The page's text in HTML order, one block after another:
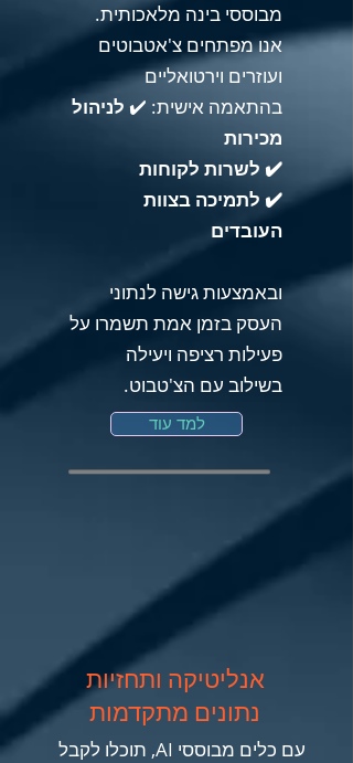
מבוססי בינה מלאכותית.
אנו מפתחים צ'אטבוטים
ועוזרים וירטואליים
בהתאמה אישית: ✔️ לניהול
מכירות
✔️ לשרות לקוחות
✔️ לתמיכה בצוות
העובדים
ובאמצעות גישה לנתוני
העסק בזמן אמת תשמרו על
פעילות רציפה ויעילה
בשילוב עם הצ'טבוט.
למד עוד
אנליטיקה ותחזיות
נתונים מתקדמות
עם כלים מבוססי AI, תוכלו לקבל